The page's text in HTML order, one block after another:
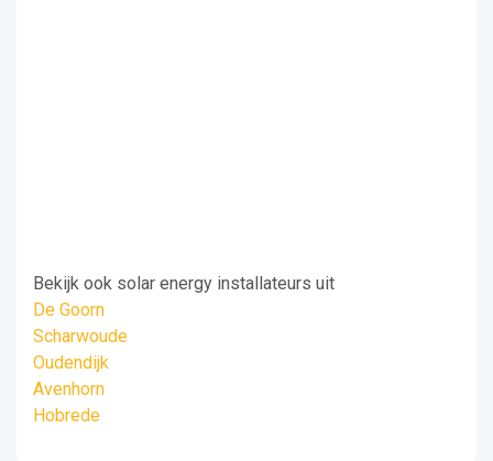
Bekijk ook solar energy installateurs uit
De Goorn
Scharwoude
Oudendijk
Avenhorn
Hobrede